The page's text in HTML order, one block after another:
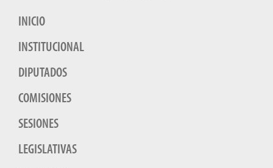
INICIO
INSTITUCIONAL
DIPUTADOS
COMISIONES
SESIONES
LEGISLATIVAS